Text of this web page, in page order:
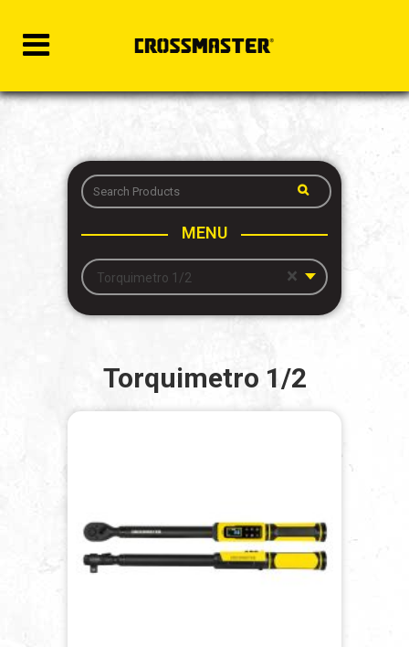
MENU
×
Torquimetro 1/2
Torquimetro 1/2